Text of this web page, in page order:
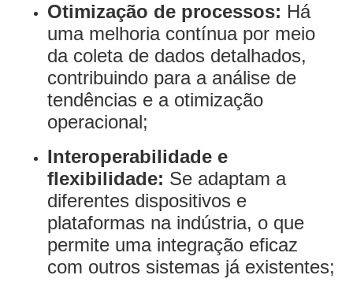
Otimização de processos: Há
uma melhoria contínua por meio
da coleta de dados detalhados,
contribuindo para a análise de
tendências e a otimização
operacional;
Interoperabilidade e
flexibilidade: Se adaptam a
diferentes dispositivos e
plataformas na indústria, o que
permite uma integração eficaz
com outros sistemas já existentes;